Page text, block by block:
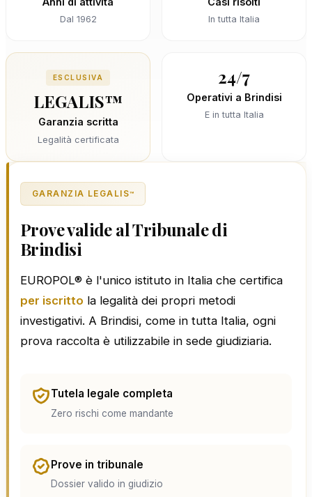
Dal 1962 In tutta Italia
ESCLUSIVA
LEGALIS™
Garanzia scritta
Legalità certificata
24/7
Operativi a Brindisi
E in tutta Italia
GARANZIA LEGALIS™
Prove valide al Tribunale di
Brindisi
EUROPOL® è l'unico istituto in Italia che certifica
per iscritto la legalità dei propri metodi
investigativi. A Brindisi, come in tutta Italia, ogni
prova raccolta è utilizzabile in sede giudiziaria.
Tutela legale completa
Zero rischi come mandante
Prove in tribunale
Dossier valido in giudizio